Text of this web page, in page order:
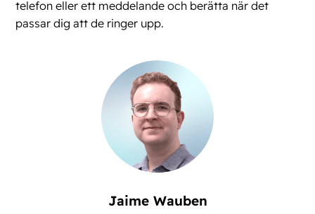
telefon eller ett meddelande och berätta när det
passar dig att de ringer upp.
Jaime Wauben